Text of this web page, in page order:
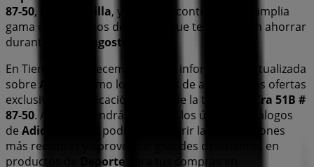
87-50, Barranquilla, y en ella encontrarás una amplia
gama de productos de calidad que te permitirán ahorrar
durante todo el
agosto de 2026
En Tiendeo te ofrecemos toda la información actualizada
sobre Adidas
, como los horarios de apertura, las ofertas
exclusivas y la ubicación exacta de la tienda en
Cra 51B #
87-50. Además, tendrás acceso a los últimos catálogos
de Adidas
, donde podrás descubrir las promociones
más recientes y aprovechar grandes descuentos en
productos de
Deporte para tus compras en